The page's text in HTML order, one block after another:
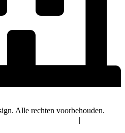
Alle rechten voorbehouden.
|